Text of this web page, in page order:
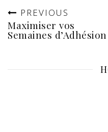
PREVIOUS
Maximiser vos
Semaines d’Adhésion